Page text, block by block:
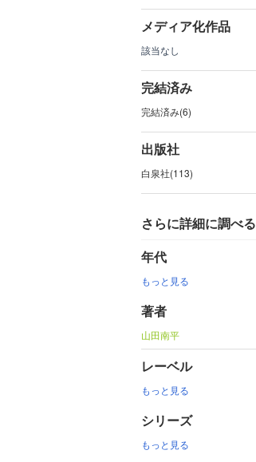
メディア化作品
該当なし
完結済み
完結済み(6)
出版社
白泉社(113)
さらに詳細に調べる
年代
もっと見る
著者
山田南平
レーベル
もっと見る
シリーズ
もっと見る